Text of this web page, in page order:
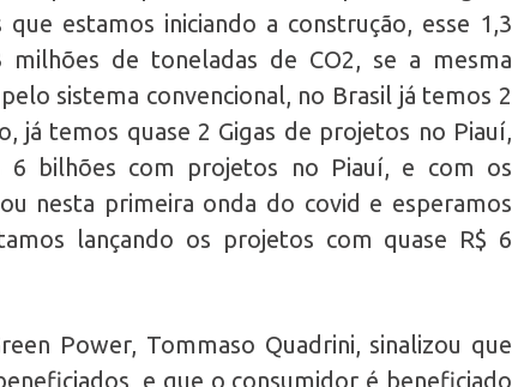
estamos iniciando a construção, esse 1,3
de toneladas de CO2, se a mesma
sistema convencional, no Brasil já temos 2
já temos quase 2 Gigas de projetos no Piauí,
6 bilhões com projetos no Piauí, e com os
nesta primeira onda do covid e esperamos
lançando os projetos com quase R$ 6
Power, Tommaso Quadrini, sinalizou que
e que o consumidor é beneficiado